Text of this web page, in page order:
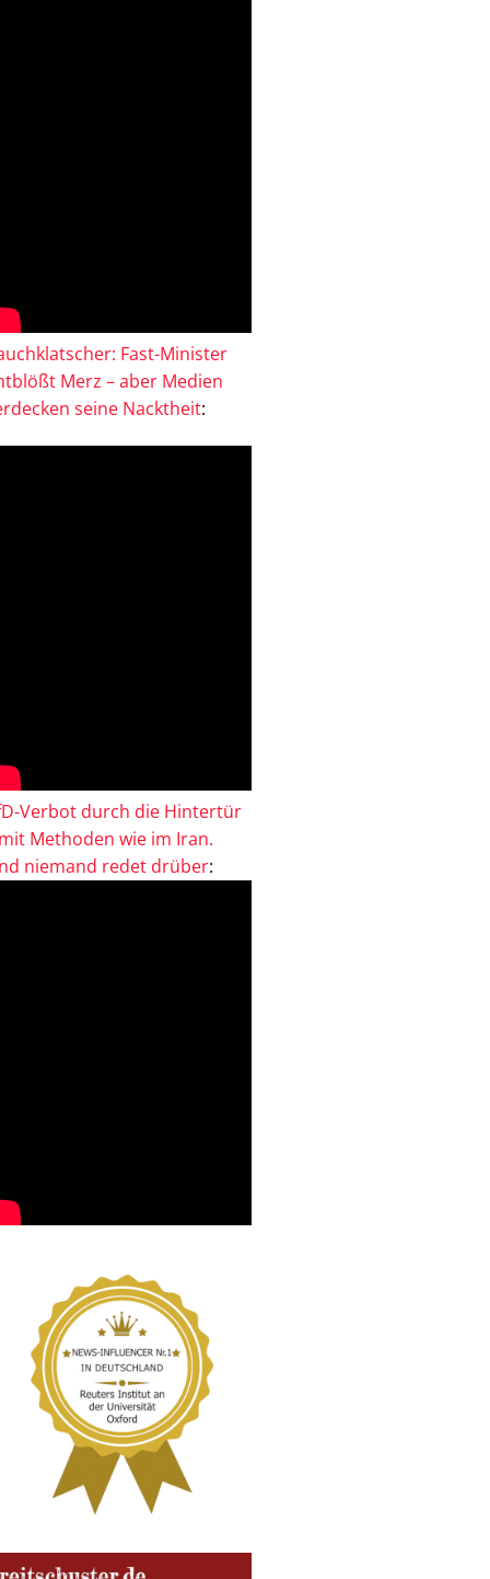
Fast-Minister
Merz – aber Medien
seine Nacktheit:
Verbot durch die Hintertür
Methoden wie im Iran.
niemand redet drüber: